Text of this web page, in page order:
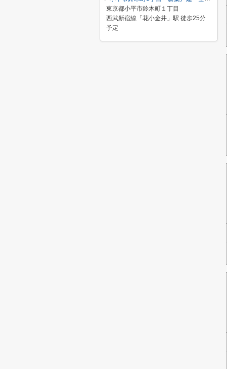
東京都小平市鈴木町１丁目
西武新宿線「花小金井」駅 徒歩25分
予定